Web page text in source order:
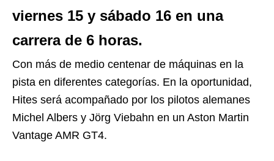
viernes 15 y sábado 16 en una
carrera de 6 horas.
Con más de medio centenar de máquinas en la
pista en diferentes categorías. En la oportunidad,
Hites será acompañado por los pilotos alemanes
Michel Albers y Jörg Viebahn en un Aston Martin
Vantage AMR GT4.